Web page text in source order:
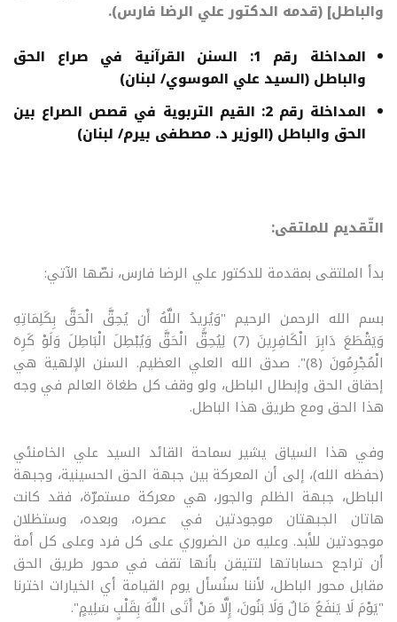
والباطل] (قدمه الدكتور علي الرضا فارس).
المداخلة رقم 1:
السنن القرآنية في صراع الحق
والباطل (السيد علي الموسوي/ لبنان)
المداخلة رقم 2:
القيم التربوية في قصص الصراع بين
الحق والباطل (الوزير د. مصطفى بيرم/ لبنان)
التّقديم للملتقى:
بدأ الملتقى بمقدمة للدكتور علي الرضا فارس، نصّها الآتي:
بسم الله الرحمن الرحيم "وَيُرِيدُ اللَّهُ أَن يُحِقَّ الْحَقَّ بِكَلِمَاتِهِ
وَيَقْطَعَ دَابِرَ الْكَافِرِينَ (7) لِيُحِقَّ الْحَقَّ وَيُبْطِلَ الْبَاطِلَ وَلَوْ كَرِهَ
الْمُجْرِمُونَ (8)". صدق الله العلي العظيم. السنن الإلهية هي
إحقاق الحق وإبطال الباطل، ولو وقف كل طغاة العالم في وجه
هذا الحق ومع طريق هذا الباطل.
وفي هذا السياق يشير سماحة القائد السيد علي الخامنئي
(حفظه الله)، إلى أن المعركة بين جبهة الحق الحسينية، وجبهة
الباطل، جبهة الظلم والجور، هي معركة مستمرّة، فقد كانت
هاتان الجبهتان موجودتين في عصره، وبعده، وستظلان
موجودتين للأبد. وعليه من الضروري على كل فرد وعلى كل أمة
أن تراجع حساباتها لتتيقن بأنها تقف في محور طريق الحق
مقابل محور الباطل، لأننا سنُسأل يوم القيامة أي الخيارات اخترنا
"يَوْمَ لَا يَنفَعُ مَالٌ وَلَا بَنُونَ، إِلَّا مَنْ أَتَى اللَّهَ بِقَلْبٍ سَلِيمٍ".